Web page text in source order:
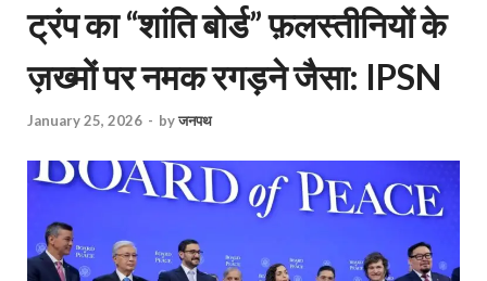
ट्रंप का “शांति बोर्ड” फ़लस्तीनियों के
ज़ख्मों पर नमक रगड़ने जैसा: IPSN
January 25, 2026 - byजनपथ